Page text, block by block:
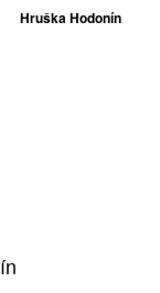
Hruška Hodonín